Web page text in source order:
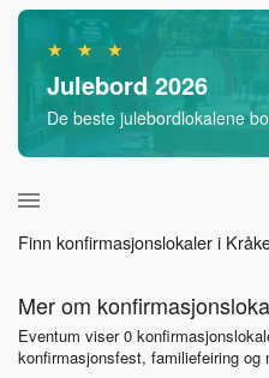
★ ★ ★
Julebord 2026
De beste julebordlokalene
Finn konfirmasjonslokaler i
Mer om
Eventum viser 0
konfirmasjonsfest, familiefeiring og